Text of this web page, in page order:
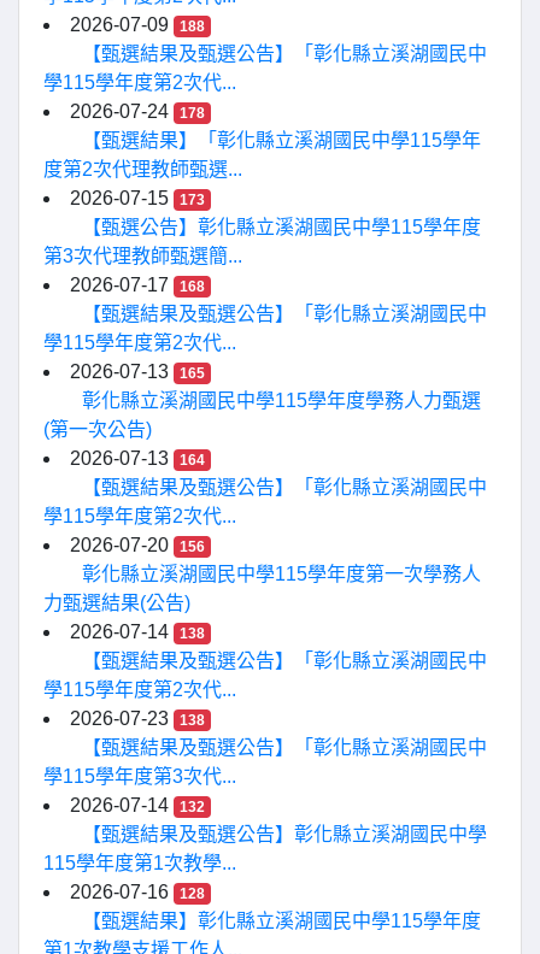
2026-07-09
188
【甄選結果及甄選公告】「彰化縣立溪湖國民中
學115學年度第2次代...
2026-07-24
178
【甄選結果】「彰化縣立溪湖國民中學115學年
度第2次代理教師甄選...
2026-07-15
173
【甄選公告】彰化縣立溪湖國民中學115學年度
第3次代理教師甄選簡...
2026-07-17
168
【甄選結果及甄選公告】「彰化縣立溪湖國民中
學115學年度第2次代...
2026-07-13
165
彰化縣立溪湖國民中學115學年度學務人力甄選
(第一次公告)
2026-07-13
164
【甄選結果及甄選公告】「彰化縣立溪湖國民中
學115學年度第2次代...
2026-07-20
156
彰化縣立溪湖國民中學115學年度第一次學務人
力甄選結果(公告)
2026-07-14
138
【甄選結果及甄選公告】「彰化縣立溪湖國民中
學115學年度第2次代...
2026-07-23
138
【甄選結果及甄選公告】「彰化縣立溪湖國民中
學115學年度第3次代...
2026-07-14
132
【甄選結果及甄選公告】彰化縣立溪湖國民中學
115學年度第1次教學...
2026-07-16
128
【甄選結果】彰化縣立溪湖國民中學115學年度
第1次教學支援工作人...